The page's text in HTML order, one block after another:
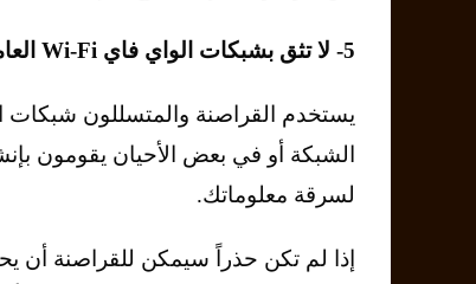
5- لا تثق بشبكات الواي فاي Wi-Fi العامة
يستخدم القراصنة والمتسللون
لسرقة معلوماتك.
إذا لم تكن حذراً سيمكن للقراصنة أن